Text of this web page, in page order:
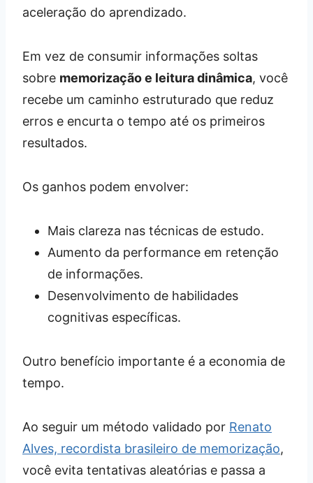
aceleração do aprendizado.
Em vez de consumir informações soltas
sobre memorização e leitura dinâmica, você
recebe um caminho estruturado que reduz
erros e encurta o tempo até os primeiros
resultados.
Os ganhos podem envolver:
Mais clareza nas técnicas de estudo.
Aumento da performance em retenção
de informações.
Desenvolvimento de habilidades
cognitivas específicas.
Outro benefício importante é a economia de
tempo.
Ao seguir um método validado por Renato
Alves, recordista brasileiro de memorização,
você evita tentativas aleatórias e passa a